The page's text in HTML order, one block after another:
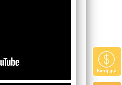
Bảng giá